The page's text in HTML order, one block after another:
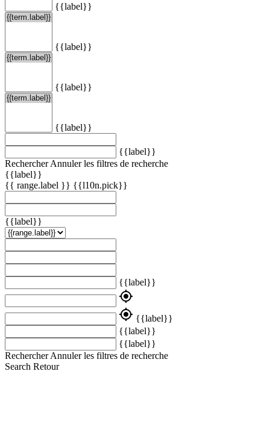
{{label}}
{{label}}
{{label}}
{{label}}
{{label}}
Rechercher Annuler les filtres de recherche
{{label}}
{{ range.label }} {{l10n.pick}}
{{label}}
{{label}}
my_location
my_location {{label}}
{{label}}
{{label}}
Rechercher Annuler les filtres de recherche
Search Retour